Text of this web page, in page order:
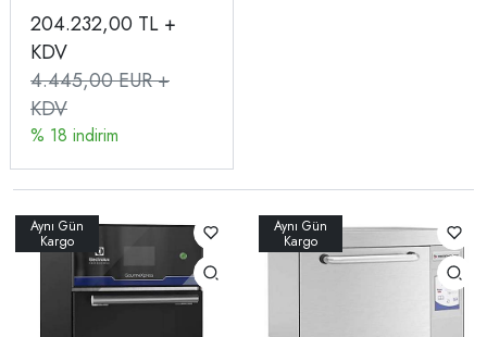
Pişirme Fırını 603952
204.232,00 TL +
KDV
4.445,00 EUR +
KDV
% 18 indirim